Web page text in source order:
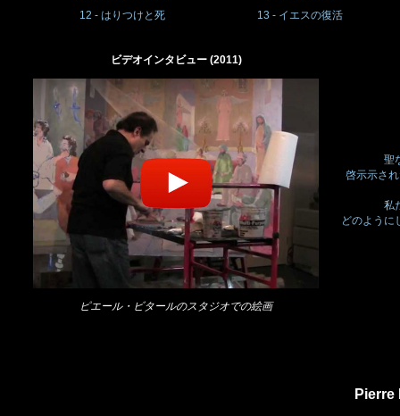
12 - はりつけと死
13 - イエスの復活
ビデオインタビュー (2011)
ピエール・ビタールのスタジオでの絵画
聖
啓⽰示さ
私
どのように
Pierre